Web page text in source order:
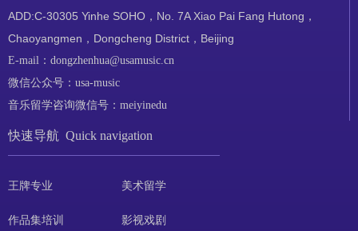
ADD:C-30305 Yinhe SOHO，No. 7A Xiao Pai Fang Hutong，
Chaoyangmen，Dongcheng District，Beijing
E-mail：dongzhenhua@usamusic.cn
微信公众号：usa-music
音乐留学咨询微信号：meiyinedu
快速导航 Quick navigation
王牌专业
作品集培训
美术留学
影视戏剧